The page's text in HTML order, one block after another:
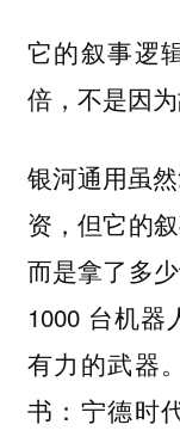
它的叙事逻
倍，不是因为
银河通用虽
资，但它的
而是拿了多
1000 台机
有力的武器
书：宁德时